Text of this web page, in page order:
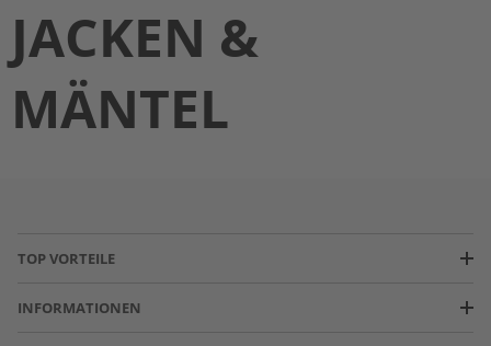
JACKEN &
MÄNTEL
TOP VORTEILE
INFORMATIONEN